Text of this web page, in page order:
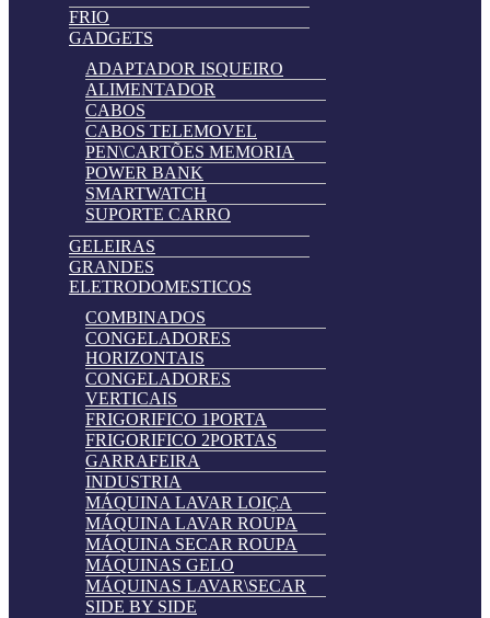
FRIO
GADGETS
ADAPTADOR ISQUEIRO
ALIMENTADOR
CABOS
CABOS TELEMOVEL
PEN\CARTÕES MEMORIA
POWER BANK
SMARTWATCH
SUPORTE CARRO
GELEIRAS
GRANDES
ELETRODOMESTICOS
COMBINADOS
CONGELADORES
HORIZONTAIS
CONGELADORES
VERTICAIS
FRIGORIFICO 1PORTA
FRIGORIFICO 2PORTAS
GARRAFEIRA
INDUSTRIA
MÁQUINA LAVAR LOIÇA
MÁQUINA LAVAR ROUPA
MÁQUINA SECAR ROUPA
MÁQUINAS GELO
MÁQUINAS LAVAR\SECAR
SIDE BY SIDE